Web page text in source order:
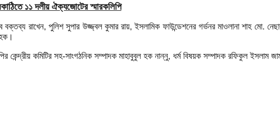
১১ দলীয় ঐক্যজোটের স্মারকলিপি
রাখেন, পুলিশ সুপার উজ্জ্বল কুমার রায়, ইসলামিক ফাউন্ডেশনের গর্ভনর মাওলানা শাহ মো.
কেন্দ্রীয় কমিটির সহ-সাংগঠনিক সম্পাদক মাহাবুবুল হক নান্নু, ধর্ম বিষয়ক সম্পাদক রফিকুল ইসলাম